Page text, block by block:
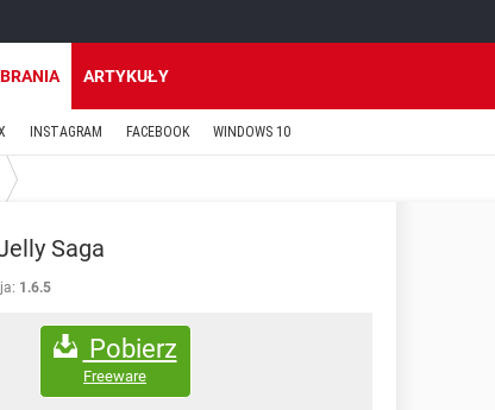
ARTYKUŁY
INSTAGRAM FACEBOOK WINDOWS 10
Saga
1.6.5
Pobierz
Freeware